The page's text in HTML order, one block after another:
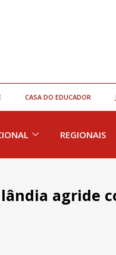
CASA DO EDUCADOR
REGIONAIS
agride